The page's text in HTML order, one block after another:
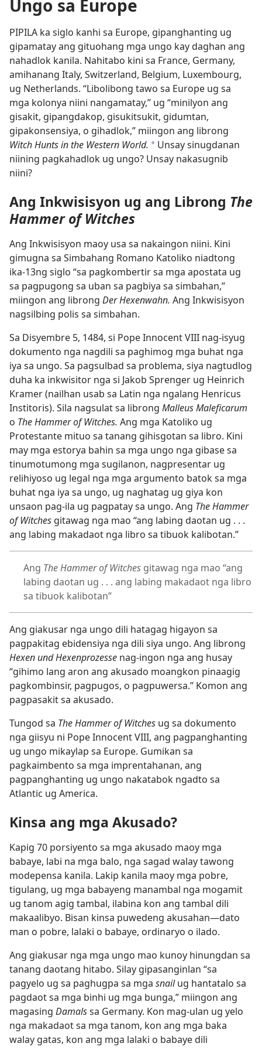
Ungo sa Europe
PIPILA ka siglo kanhi sa Europe, gipanghanting ug
gipamatay ang gituohang mga ungo kay daghan ang
nahadlok kanila. Nahitabo kini sa France, Germany,
amihanang Italy, Switzerland, Belgium, Luxembourg,
ug Netherlands. “Libolibong tawo sa Europe ug sa
mga kolonya niini nangamatay,” ug “minilyon ang
gisakit, gipangdakop, gisukitsukit, gidumtan,
gipakonsensiya, o gihadlok,” miingon ang librong
Witch Hunts in the Western World. * Unsay sinugdanan
niining pagkahadlok ug ungo? Unsay nakasugnib
niini?
Ang Inkwisisyon ug ang Librong The
Hammer of Witches
Ang Inkwisisyon maoy usa sa nakaingon niini. Kini
gimugna sa Simbahang Romano Katoliko niadtong
ika-13ng siglo “sa pagkombertir sa mga apostata ug
sa pagpugong sa uban sa pagbiya sa simbahan,”
miingon ang librong Der Hexenwahn. Ang Inkwisisyon
nagsilbing polis sa simbahan.
Sa Disyembre 5, 1484, si Pope Innocent VIII nag-isyug
dokumento nga nagdili sa paghimog mga buhat nga
iya sa ungo. Sa pagsulbad sa problema, siya nagtudlog
duha ka inkwisitor nga si Jakob Sprenger ug Heinrich
Kramer (nailhan usab sa Latin nga ngalang Henricus
Institoris). Sila nagsulat sa librong Malleus Maleficarum
o The Hammer of Witches. Ang mga Katoliko ug
Protestante mituo sa tanang gihisgotan sa libro. Kini
may mga estorya bahin sa mga ungo nga gibase sa
tinumotumong mga sugilanon, nagpresentar ug
relihiyoso ug legal nga mga argumento batok sa mga
buhat nga iya sa ungo, ug naghatag ug giya kon
unsaon pag-ila ug pagpatay sa ungo. Ang The Hammer
of Witches gitawag nga mao “ang labing daotan ug . . .
ang labing makadaot nga libro sa tibuok kalibotan.”
Ang The Hammer of Witches gitawag nga mao “ang
labing daotan ug . . . ang labing makadaot nga libro
sa tibuok kalibotan”
Ang giakusar nga ungo dili hatagag higayon sa
pagpakitag ebidensiya nga dili siya ungo. Ang librong
Hexen und Hexenprozesse nag-ingon nga ang husay
“gihimo lang aron ang akusado moangkon pinaagig
pagkombinsir, pagpugos, o pagpuwersa.” Komon ang
pagpasakit sa akusado.
Tungod sa The Hammer of Witches ug sa dokumento
nga giisyu ni Pope Innocent VIII, ang pagpanghanting
ug ungo mikaylap sa Europe. Gumikan sa
pagkaimbento sa mga imprentahanan, ang
pagpanghanting ug ungo nakatabok ngadto sa
Atlantic ug America.
Kinsa ang mga Akusado?
Kapig 70 porsiyento sa mga akusado maoy mga
babaye, labi na mga balo, nga sagad walay tawong
modepensa kanila. Lakip kanila maoy mga pobre,
tigulang, ug mga babayeng manambal nga mogamit
ug tanom agig tambal, ilabina kon ang tambal dili
makaalibyo. Bisan kinsa puwedeng akusahan—dato
man o pobre, lalaki o babaye, ordinaryo o ilado.
Ang giakusar nga mga ungo mao kunoy hinungdan sa
tanang daotang hitabo. Silay gipasanginlan “sa
pagyelo ug sa paghugpa sa mga snailug hantatalo sa
pagdaot sa mga binhi ug mga bunga,” miingon ang
magasing Damalssa Germany. Kon mag-ulan ug yelo
nga makadaot sa mga tanom, kon ang mga baka
walay gatas, kon ang mga lalaki o babaye dili